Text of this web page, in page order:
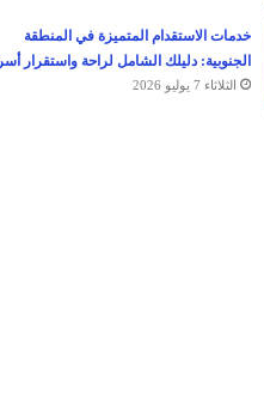
خدمات الاستقدام المتميزة في المنطقة
الجنوبية: دليلك الشامل لراحة واستقرار
الثلاثاء 7 يوليو 2026